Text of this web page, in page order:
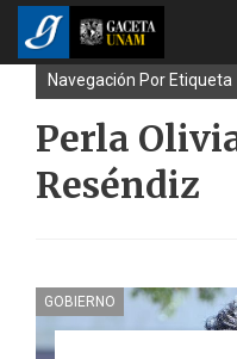
Navegación Por Etiqueta
Perla
Reséndiz
GOBIERNO